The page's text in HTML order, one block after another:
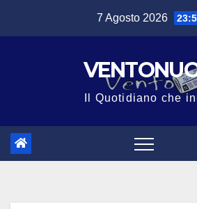
7 Agosto 2026
Il Quotidiano che